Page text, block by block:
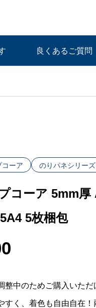
良くあるご質問
コーア のりパネシリーズ
コーア 5mm厚
5枚梱包
整中のためご購入いた
すく、着色も自由自在